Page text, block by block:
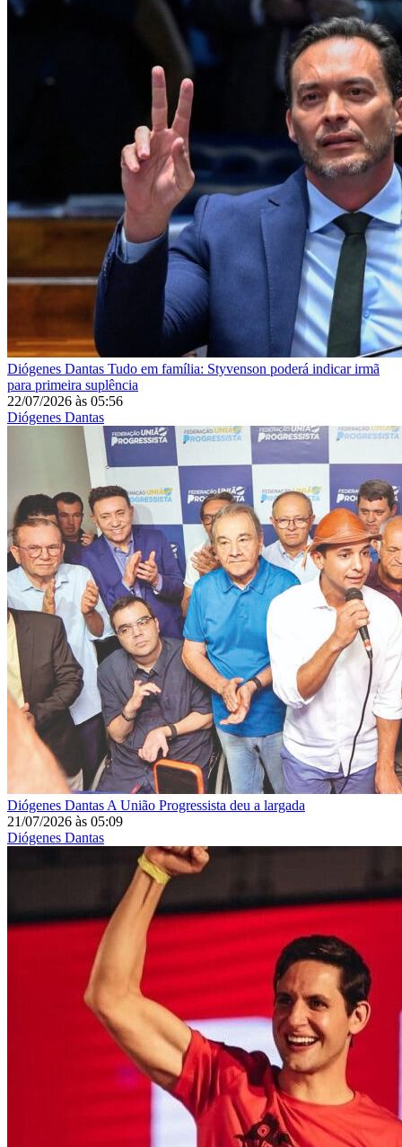
Diógenes Dantas Tudo em família: Styvenson poderá indicar irmã
para primeira suplência
22/07/2026 às 05:56
Diógenes Dantas
Diógenes Dantas A União Progressista deu a largada
21/07/2026 às 05:09
Diógenes Dantas